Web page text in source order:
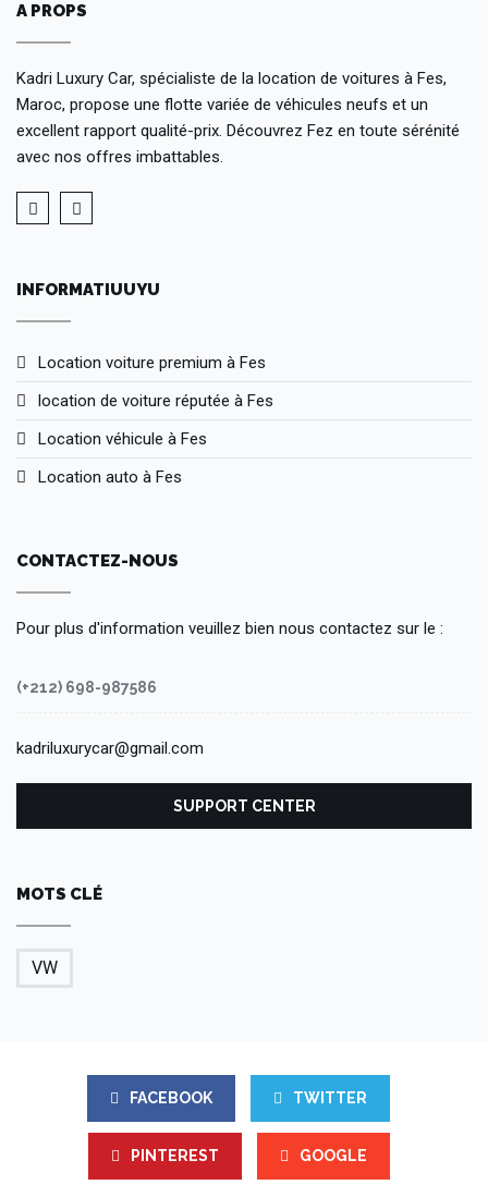
A PROPS
Kadri Luxury Car, spécialiste de la location de voitures à Fes,
Maroc, propose une flotte variée de véhicules neufs et un
excellent rapport qualité-prix. Découvrez Fez en toute sérénité
avec nos offres imbattables.
INFORMATIUUYU
Location voiture premium à Fes
location de voiture réputée à Fes
Location véhicule à Fes
Location auto à Fes
CONTACTEZ-NOUS
Pour plus d'information veuillez bien nous contactez sur le :
(+212) 698-987586
kadriluxurycar@gmail.com
SUPPORT CENTER
MOTS CLÉ
VW
FACEBOOK TWITTER
PINTEREST GOOGLE